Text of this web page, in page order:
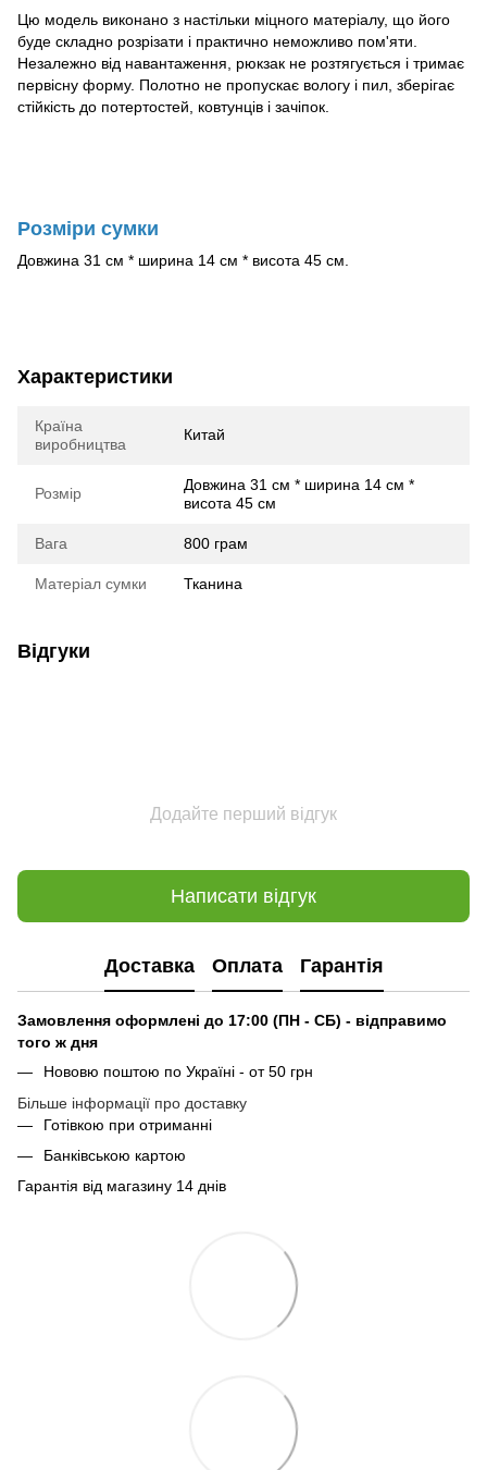
Цю модель виконано з настільки міцного матеріалу, що його
буде складно розрізати і практично неможливо пом'яти.
Незалежно від навантаження, рюкзак не розтягується і тримає
первісну форму. Полотно не пропускає вологу і пил, зберігає
стійкість до потертостей, ковтунців і зачіпок.
Розміри сумки
Довжина 31 см * ширина 14 см * висота 45 см.
Характеристики
Країна
виробництва
Китай
Розмір
Довжина 31 см * ширина 14 см *
висота 45 см
Вага 800 грам
Матеріал сумки Тканина
Відгуки
Додайте перший відгук
Написати відгук
Доставка Оплата Гарантія
Замовлення оформлені до 17:00 (ПН - СБ) - відправимо
того ж дня
Нововю поштою по Україні - от 50 грн
Більше інформації про доставку
Готівкою при отриманні
Банківською картою
Гарантія від магазину 14 днів